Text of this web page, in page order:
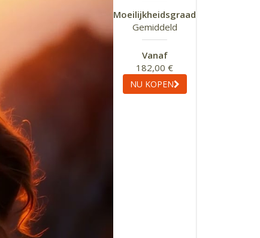
Moeilijkheidsgraad
Gemiddeld
Vanaf
182,00 €
NU KOPEN